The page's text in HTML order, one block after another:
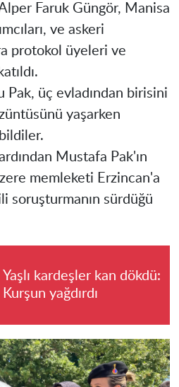
Faruk Güngör, Manisa
ve askeri
protokol üyeleri ve
Pak, üç evladından birisini
yaşarken
Mustafa Pak'ın
memleketi Erzincan'a
soruşturmanın sürdüğü
Yaşlı kardeşler kan dökdü:
Kurşun yağdırdı